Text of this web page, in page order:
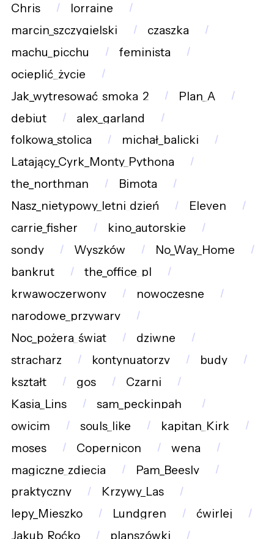
Chris
lorraine
marcin_szczygielski
czaszka
machu_picchu
feminista
ocieplić_życie
Jak_wytresować_smoka_2
Plan_A
debiut
alex_garland
folkowa_stolica
michał_balicki
Latający_Cyrk_Monty_Pythona
the_northman
Bimota
Nasz_nietypowy_letni_dzień
Eleven
carrie_fisher
kino_autorskie
sondy
Wyszków
No_Way_Home
bankrut
the_office_pl
krwawoczerwony
nowoczesne
narodowe_przywary
Noc_pożera_świat
dziwne
stracharz
kontynuatorzy
budy
kształt
gos
Czarni
Kasia_Lins
sam_peckinpah_
owicim
souls_like
kapitan_Kirk
moses
Copernicon
wena
magiczne_zdjęcia
Pam_Beesly
praktyczny
Krzywy_Las
lepy_Mieszko
Lundgren
ćwirlej
Jakub_Roćko
planszówki